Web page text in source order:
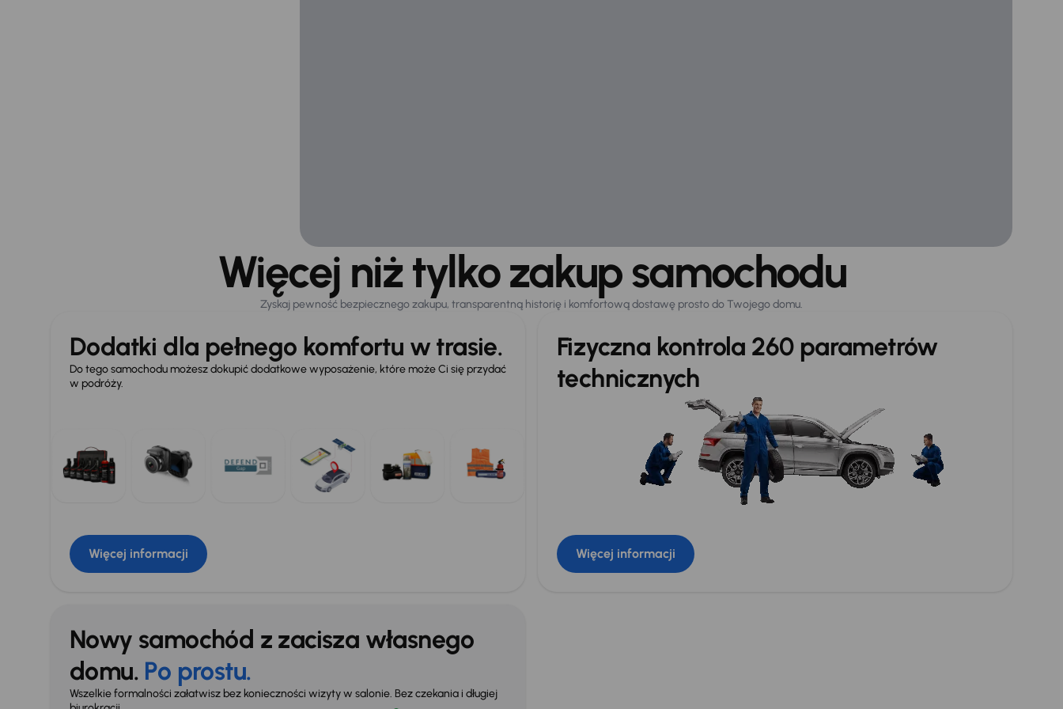
Więcej niż tylko zakup samochodu
Zyskaj pewność bezpiecznego zakupu, transparentną historię i komfortową dostawę prosto do Twojego domu.
Dodatki dla pełnego komfortu w trasie.
Do tego samochodu możesz dokupić dodatkowe wyposażenie, które może Ci się przydać
w podróży.
Więcej informacji
Fizyczna kontrola 260 parametrów
technicznych
Więcej informacji
Nowy samochód z zacisza własnego
domu. Po prostu.
Wszelkie formalności załatwisz bez konieczności wizyty w salonie. Bez czekania i długiej